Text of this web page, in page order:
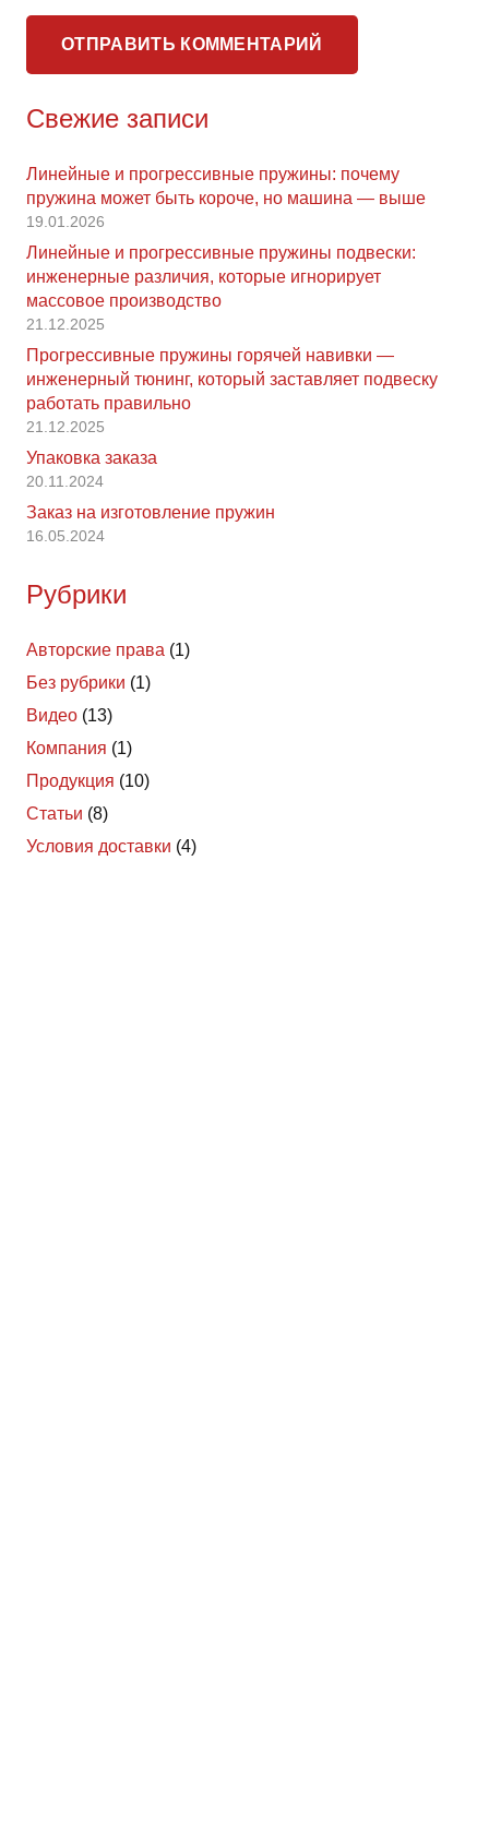
ОТПРАВИТЬ КОММЕНТАРИЙ
Свежие записи
Линейные и прогрессивные пружины: почему
пружина может быть короче, но машина — выше
19.01.2026
Линейные и прогрессивные пружины подвески:
инженерные различия, которые игнорирует
массовое производство
21.12.2025
Прогрессивные пружины горячей навивки —
инженерный тюнинг, который заставляет подвеску
работать правильно
21.12.2025
Упаковка заказа
20.11.2024
Заказ на изготовление пружин
16.05.2024
Рубрики
Авторские права (1)
Без рубрики (1)
Видео (13)
Компания (1)
Продукция (10)
Статьи (8)
Условия доставки (4)